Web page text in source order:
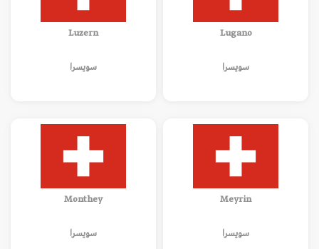
Lugano
سويسرا
Luzern
سويسرا
Meyrin
سويسرا
Monthey
سويسرا